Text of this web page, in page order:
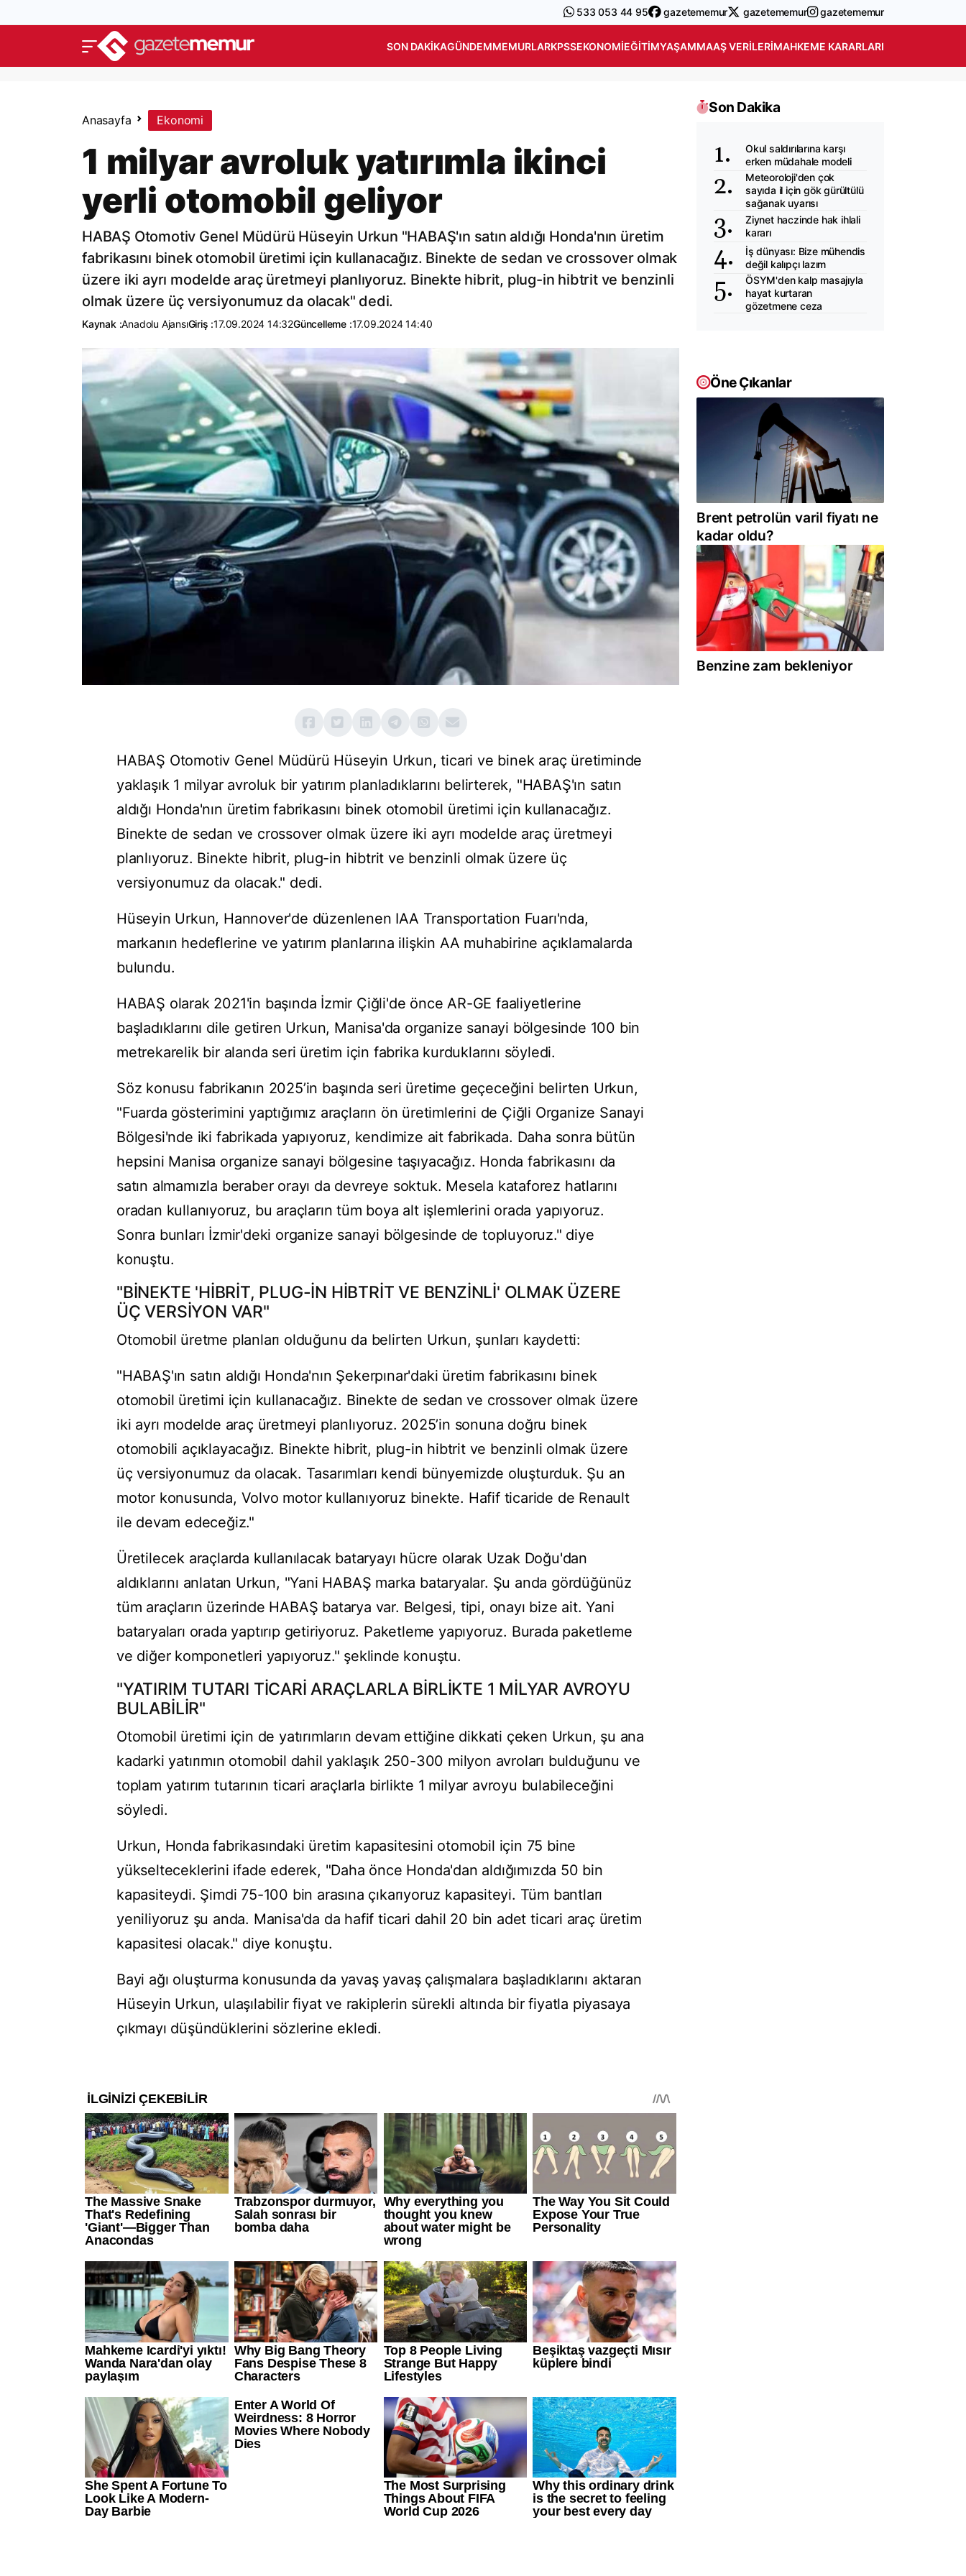
533 053 44 95 gazetememur gazetememur gazetememur
SON DAKIKAGÜNDEMMEMURLARKPSSEKONOMIEĞITIMYAŞAMMAAŞ VERILERIMAHKEME KARARLARI
Anasayfa Ekonomi
1 milyar avroluk yatırımla ikinci
yerli otomobil geliyor
HABAŞ Otomotiv Genel Müdürü Hüseyin Urkun "HABAŞ'ın satın aldığı Honda'nın üretim
fabrikasını binek otomobil üretimi için kullanacağız. Binekte de sedan ve crossover olmak
üzere iki ayrı modelde araç üretmeyi planlıyoruz. Binekte hibrit, plug-in hibtrit ve benzinli
olmak üzere üç versiyonumuz da olacak" dedi.
Kaynak :Anadolu AjansıGiriş :17.09.2024 14:32Güncelleme :17.09.2024 14:40
HABAŞ Otomotiv Genel Müdürü Hüseyin Urkun, ticari ve binek araç üretiminde
yaklaşık 1 milyar avroluk bir yatırım planladıklarını belirterek, "HABAŞ'ın satın
aldığı Honda'nın üretim fabrikasını binek otomobil üretimi için kullanacağız.
Binekte de sedan ve crossover olmak üzere iki ayrı modelde araç üretmeyi
planlıyoruz. Binekte hibrit, plug-in hibtrit ve benzinli olmak üzere üç
versiyonumuz da olacak." dedi.
Hüseyin Urkun, Hannover'de düzenlenen IAA Transportation Fuarı'nda,
markanın hedeflerine ve yatırım planlarına ilişkin AA muhabirine açıklamalarda
bulundu.
HABAŞ olarak 2021'in başında İzmir Çiğli'de önce AR-GE faaliyetlerine
başladıklarını dile getiren Urkun, Manisa'da organize sanayi bölgesinde 100 bin
metrekarelik bir alanda seri üretim için fabrika kurduklarını söyledi.
Söz konusu fabrikanın 2025’in başında seri üretime geçeceğini belirten Urkun,
"Fuarda gösterimini yaptığımız araçların ön üretimlerini de Çiğli Organize Sanayi
Bölgesi'nde iki fabrikada yapıyoruz, kendimize ait fabrikada. Daha sonra bütün
hepsini Manisa organize sanayi bölgesine taşıyacağız. Honda fabrikasını da
satın almamızla beraber orayı da devreye soktuk. Mesela kataforez hatlarını
oradan kullanıyoruz, bu araçların tüm boya alt işlemlerini orada yapıyoruz.
Sonra bunları İzmir'deki organize sanayi bölgesinde de topluyoruz." diye
konuştu.
"BİNEKTE 'HİBRİT, PLUG-İN HİBTRİT VE BENZİNLİ' OLMAK ÜZERE
ÜÇ VERSİYON VAR"
Otomobil üretme planları olduğunu da belirten Urkun, şunları kaydetti:
"HABAŞ'ın satın aldığı Honda'nın Şekerpınar'daki üretim fabrikasını binek
otomobil üretimi için kullanacağız. Binekte de sedan ve crossover olmak üzere
iki ayrı modelde araç üretmeyi planlıyoruz. 2025’in sonuna doğru binek
otomobili açıklayacağız. Binekte hibrit, plug-in hibtrit ve benzinli olmak üzere
üç versiyonumuz da olacak. Tasarımları kendi bünyemizde oluşturduk. Şu an
motor konusunda, Volvo motor kullanıyoruz binekte. Hafif ticaride de Renault
ile devam edeceğiz."
Üretilecek araçlarda kullanılacak bataryayı hücre olarak Uzak Doğu'dan
aldıklarını anlatan Urkun, "Yani HABAŞ marka bataryalar. Şu anda gördüğünüz
tüm araçların üzerinde HABAŞ batarya var. Belgesi, tipi, onayı bize ait. Yani
bataryaları orada yaptırıp getiriyoruz. Paketleme yapıyoruz. Burada paketleme
ve diğer komponetleri yapıyoruz." şeklinde konuştu.
"YATIRIM TUTARI TİCARİ ARAÇLARLA BİRLİKTE 1 MİLYAR AVROYU
BULABİLİR"
Otomobil üretimi için de yatırımların devam ettiğine dikkati çeken Urkun, şu ana
kadarki yatırımın otomobil dahil yaklaşık 250-300 milyon avroları bulduğunu ve
toplam yatırım tutarının ticari araçlarla birlikte 1 milyar avroyu bulabileceğini
söyledi.
Urkun, Honda fabrikasındaki üretim kapasitesini otomobil için 75 bine
yükselteceklerini ifade ederek, "Daha önce Honda'dan aldığımızda 50 bin
kapasiteydi. Şimdi 75-100 bin arasına çıkarıyoruz kapasiteyi. Tüm bantları
yeniliyoruz şu anda. Manisa'da da hafif ticari dahil 20 bin adet ticari araç üretim
kapasitesi olacak." diye konuştu.
Bayi ağı oluşturma konusunda da yavaş yavaş çalışmalara başladıklarını aktaran
Hüseyin Urkun, ulaşılabilir fiyat ve rakiplerin sürekli altında bir fiyatla piyasaya
çıkmayı düşündüklerini sözlerine ekledi.
Son Dakika
Okul saldırılarına karşı
erken müdahale modeli
Meteoroloji'den çok
sayıda il için gök gürültülü
sağanak uyarısı
Ziynet haczinde hak ihlali
kararı
İş dünyası: Bize mühendis
değil kalıpçı lazım
ÖSYM'den kalp masajıyla
hayat kurtaran
gözetmene ceza
Öne Çıkanlar
Brent petrolün varil fiyatı ne
kadar oldu?
Benzine zam bekleniyor